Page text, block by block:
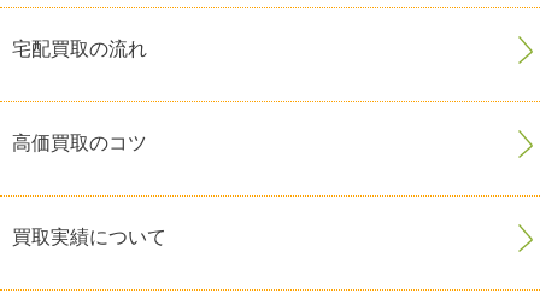
宅配買取の流れ
高価買取のコツ
買取実績について